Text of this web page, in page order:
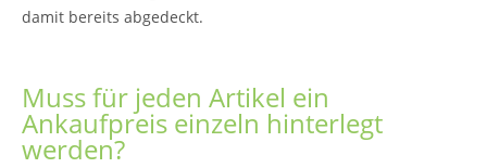
damit bereits abgedeckt.
Muss für jeden Artikel ein
Ankaufpreis einzeln hinterlegt
werden?